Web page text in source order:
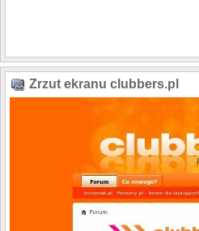
Zrzut ekranu clubbers.pl